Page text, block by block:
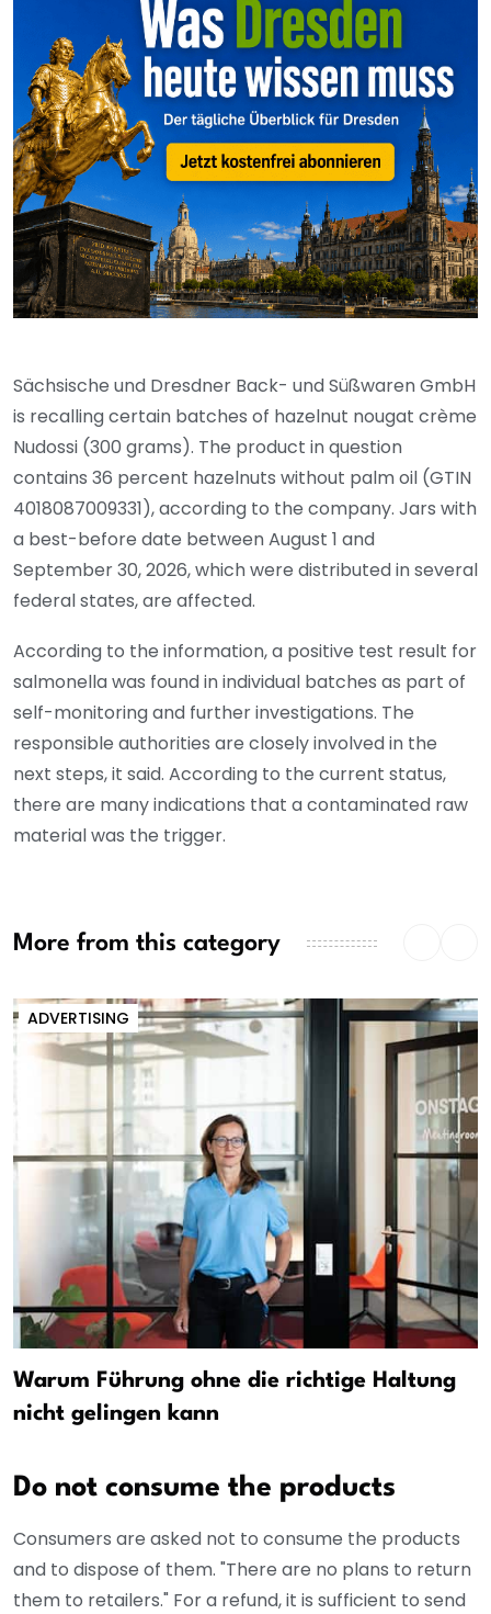
Sächsische und Dresdner Back- und Süßwaren GmbH
is recalling certain batches of hazelnut nougat crème
Nudossi (300 grams). The product in question
contains 36 percent hazelnuts without palm oil (GTIN
4018087009331), according to the company. Jars with
a best-before date between August 1 and
September 30, 2026, which were distributed in several
federal states, are affected.
According to the information, a positive test result for
salmonella was found in individual batches as part of
self-monitoring and further investigations. The
responsible authorities are closely involved in the
next steps, it said. According to the current status,
there are many indications that a contaminated raw
material was the trigger.
More from this category
ADVERTISING
Warum Führung ohne die richtige Haltung
nicht gelingen kann
Do not consume the products
Consumers are asked not to consume the products
and to dispose of them. "There are no plans to return
them to retailers." For a refund, it is sufficient to send